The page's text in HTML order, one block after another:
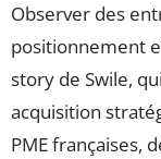
Observer des
positionnement
story de Swile,
acquisition
PME françaises,